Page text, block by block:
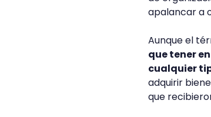
apalancar a
Aunque el
que tener
cualquier
adquirir
que